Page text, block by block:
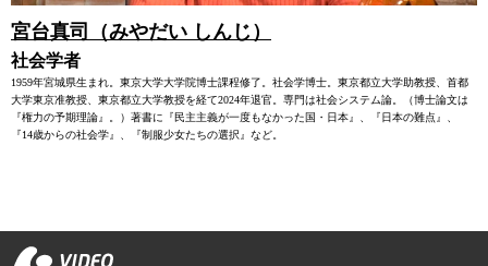
宮台真司（みやだい しんじ）
社会学者
1959年宮城県生まれ。東京大学大学院博士課程修了。社会学博士。東京都立大学助教授、首都
大学東京准教授、東京都立大学教授を経て2024年退官。専門は社会システム論。（博士論文は
『権力の予期理論』。）著書に『民主主義が一度もなかった国・日本』、『日本の難点』、
『14歳からの社会学』、『制服少女たちの選択』など。